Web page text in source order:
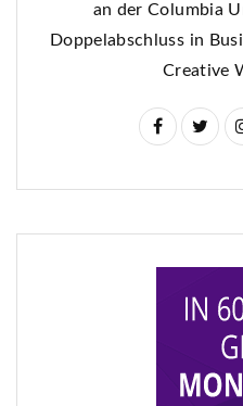
an der Columbia
Doppelabschluss in
Creative